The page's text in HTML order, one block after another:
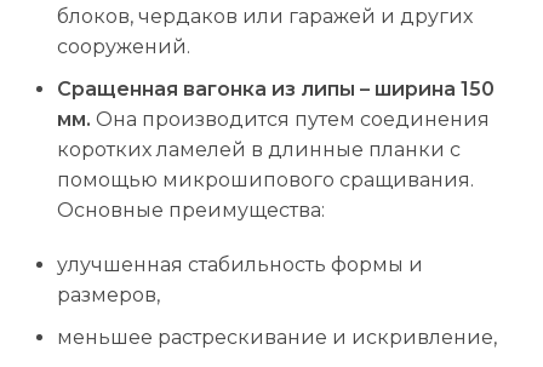
блоков, чердаков или гаражей и других
сооружений.
Сращенная вагонка из липы – ширина 150
мм. Она производится путем соединения
коротких ламелей в длинные планки с
помощью микрошипового сращивания.
Основные преимущества:
улучшенная стабильность формы и
размеров,
меньшее растрескивание и искривление,